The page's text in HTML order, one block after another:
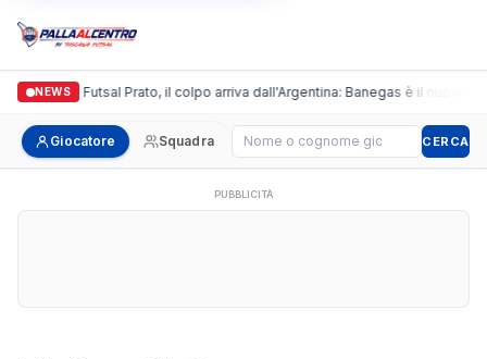
NEWS
Italgronda Futsal Prato, il colpo arriva dall'Argentina: Banegas è il nuovo
Giocatore Squadra Cerca giocatore CERCA
PUBBLICITÀ